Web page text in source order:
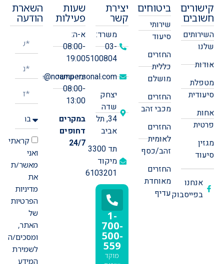
קישורים
חשובים
השירותים
שלנו
אודות
מטפלת
סיעודית
אחות
פרטית
מגזין
סיעוד
אנחנו
בפייסבוק
ביטוחים
שירותי
סיעוד
החזרים
כללית
מושלם
החזרים
מכבי זהב
החזרים
לאומית
זהב/כסף
החזרים
מאוחדת
עדיף
יצירת
קשר
משרד:
03-
5100804
office@noampersonal.com
יצחק
שדה
34, תל
אביב
תד 3300
מיקוד
6103201
1-
700-
500-
559
מוקד
שעות
פעילות
א-ה:
08:00-
19:00
ימי שישי:
08:00-
13:00
במקרים
דחופים
24/7
השארת
הודעה
קראתי
ואני
מאשר/ת
את
מדיניות
הפרטיות
של
האתר,
ומסכים/ה
לשמירת
המידע